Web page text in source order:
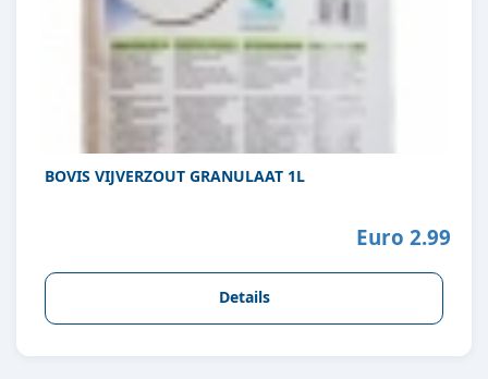
BOVIS VIJVERZOUT GRANULAAT 1L
Euro 2.99
Details